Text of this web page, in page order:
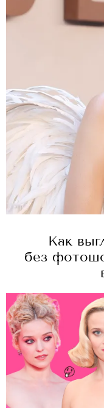
Как
без